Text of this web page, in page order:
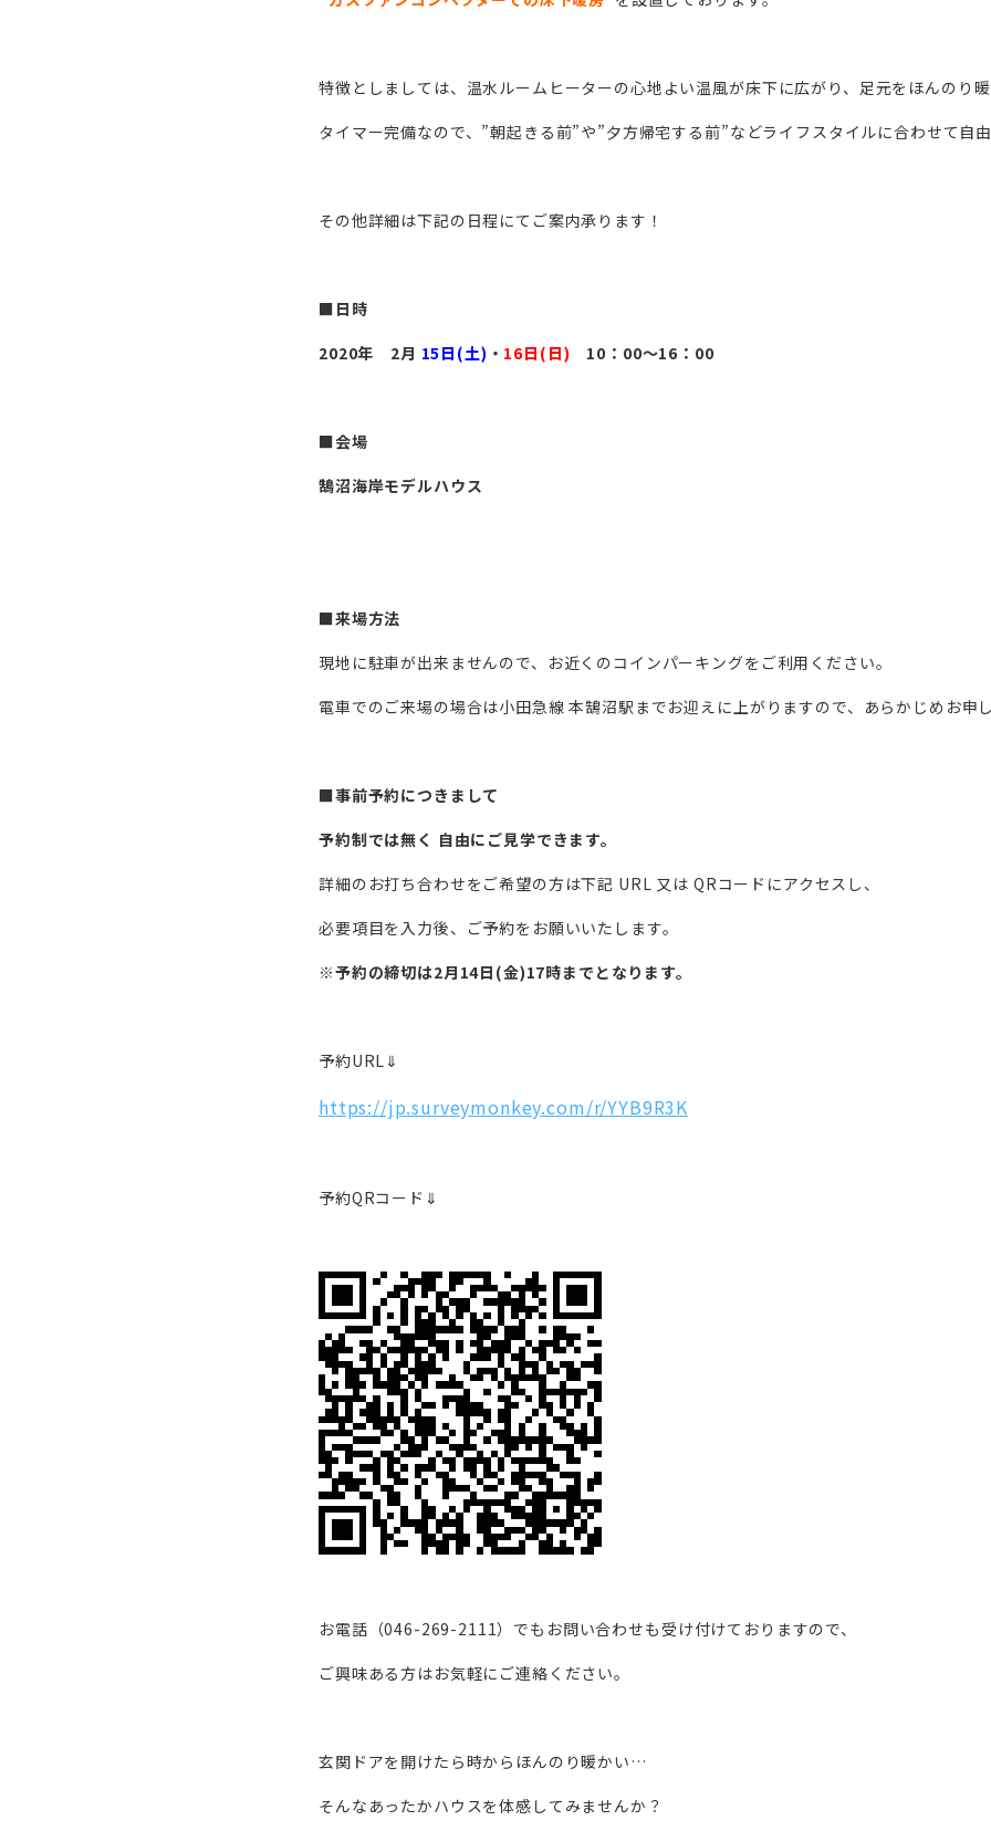
特徴としましては、温水ルームヒーターの心地よい温風が床下に広がり、足元をほんのり
タイマー完備なので、”朝起きる前”や”夕方帰宅する前”などライフスタイルに合わせて自
その他詳細は下記の日程にてご案内承ります！
■日時
2020年 2月 15日(土) ・ 16日(日) 10：00～16：00
■会場
鵠沼海岸モデルハウス
■来場方法
現地に駐車が出来ませんので、お近くのコインパーキングをご利用ください。
電車でのご来場の場合は小田急線 本鵠沼駅までお迎えに上がりますので、あらかじめお申
■事前予約につきまして
予約制では無く 自由にご見学できます。
詳細のお打ち合わせをご希望の方は下記 URL 又は QRコードにアクセスし、
必要項目を入力後、ご予約をお願いいたします。
※予約の締切は2月14日(金)17時までとなります。
予約URL⇓
https://jp.surveymonkey.com/r/YYB9R3K
予約QRコード⇓
お電話（046-269-2111）でもお問い合わせも受け付けておりますので、
ご興味ある方はお気軽にご連絡ください。
玄関ドアを開けたら時からほんのり暖かい…
そんなあったかハウスを体感してみませんか？